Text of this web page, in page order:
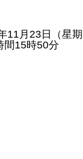
11月23日（星
間15時50分